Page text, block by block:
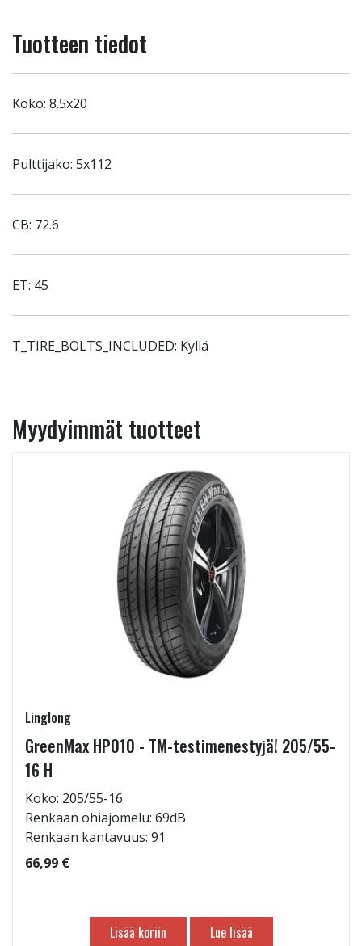
Tuotteen tiedot
Koko: 8.5x20
Pulttijako: 5x112
CB: 72.6
ET: 45
T_TIRE_BOLTS_INCLUDED: Kyllä
Myydyimmät tuotteet
Linglong
GreenMax HP010 - TM-testimenestyjä! 205/55-
16 H
Koko: 205/55-16
Renkaan ohiajomelu: 69dB
Renkaan kantavuus: 91
66,99 €
Lisää koriin Lue lisää